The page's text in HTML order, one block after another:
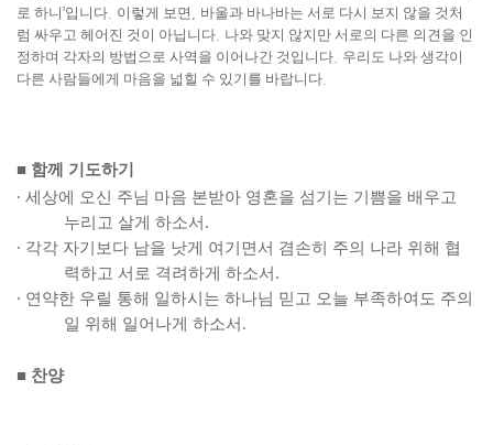
로 하니’입니다 이렇게 보면
바울과 바나바는 서로 다시 보지 않을 것처
럼 싸우고 헤어진 것이 아닙니다 나와 맞지 않지만 서로의 다른 의견을 인
정하며 각자의 방법으로 사역을 이어나간 것입니다 우리도 나와 생각이
다른 사람들에게 마음을 넓힐 수 있기를 바랍니다
■ 함께 기도하기
∙ 세상에 오신 주님 마음 본받아 영혼을 섬기는 기쁨을 배우고
누리고 살게 하소서 .
∙ 각각 자기보다 남을 낫게 여기면서 겸손히 주의 나라 위해 협
력하고 서로 격려하게 하소서 .
∙ 연약한 우릴 통해 일하시는 하나님 믿고 오늘 부족하여도 주의
일 위해 일어나게 하소서 .
■ 찬양